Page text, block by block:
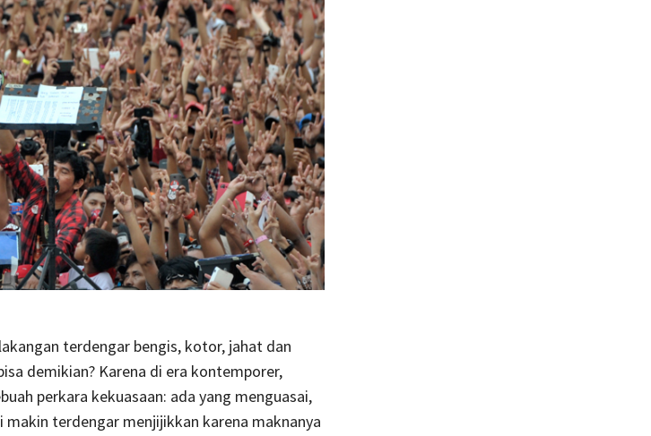
terdengar bengis, kotor, jahat dan
demikian? Karena di era kontemporer,
perkara kekuasaan: ada yang menguasai,
terdengar menjijikkan karena maknanya